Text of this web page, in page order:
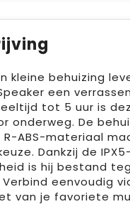
kleine behuizing
een
tot 5 uur is
onderweg. De
ABS-materiaal
Dankzij de IPX5-
is hij bestand
eenvoudig
van je favoriete